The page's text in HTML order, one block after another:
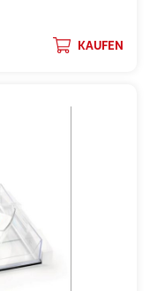
KAUFEN